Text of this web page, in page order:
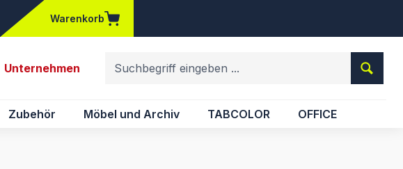
Produkte auf dem Merkzettel
Warenkorb
Unternehmen
Zubehör Möbel und Archiv TABCOLOR OFFICE